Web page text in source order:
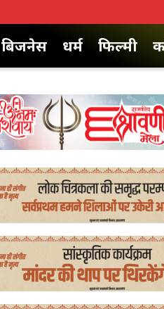
बिजनेस धर्म फिल्मी